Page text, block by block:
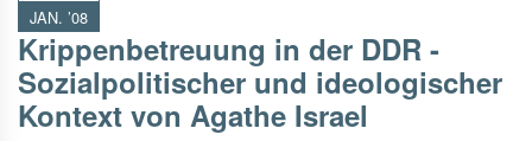
JAN. ’08
Krippenbetreuung in der DDR -
Sozialpolitischer und ideologischer
Kontext von Agathe Israel